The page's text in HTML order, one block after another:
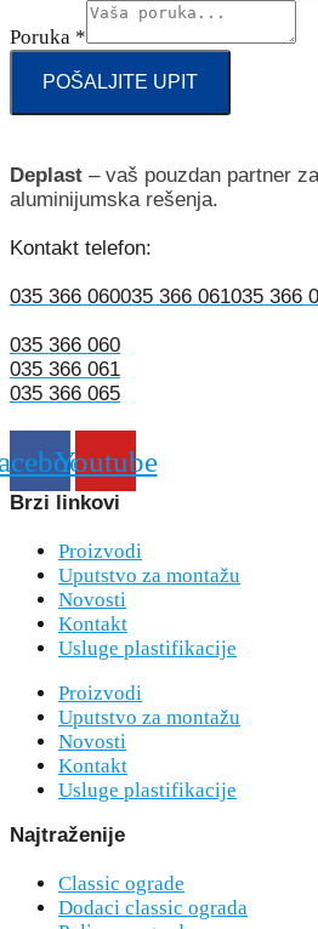
Poruka *
POŠALJITE UPIT
Deplast – vaš pouzdan partner
aluminijumska rešenja.
Kontakt telefon:
035 366 060035 366 061035 366
035 366 060
035 366 061
035 366 065
Youtube
Brzi linkovi
Proizvodi
Uputstvo za montažu
Novosti
Kontakt
Usluge plastifikacije
Proizvodi
Uputstvo za montažu
Novosti
Kontakt
Usluge plastifikacije
Najtraženije
Classic ograde
Dodaci classic ograda